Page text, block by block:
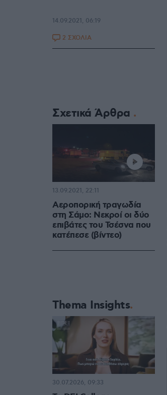
14.09.2021, 06:19
2 ΣΧΟΛΙΑ
Σχετικά Άρθρα
Αεροπορική τραγωδία
στη Σάμο: Νεκροί οι δύο
επιβάτες του Τσέσνα που
κατέπεσε (βίντεο)
13.09.2021, 22:11
Thema Insights
30.07.2026, 09:33